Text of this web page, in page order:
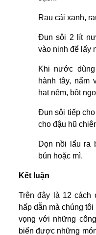
Rau cải xanh,
Đun sôi 2 lít
vào ninh để lấy
Khi nước
hành tây, nấm
hạt nêm, bột
Đun sôi tiếp
cho đậu hũ
Dọn nồi lẩu ra
bún hoặc mì.
Kết luận
Trên đây là 12 cách
hấp dẫn mà chúng
vọng với những
biến được những